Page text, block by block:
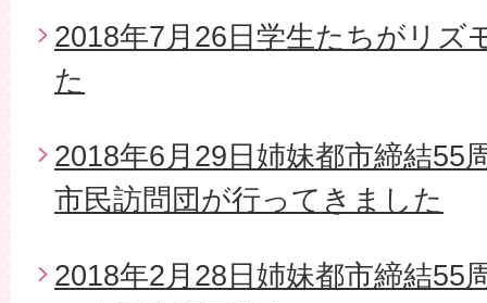
2018年7月26日学生たちがリズ
た
2018年6月29日姉妹都市締結55
市民訪問団が行ってきました
2018年2月28日姉妹都市締結55